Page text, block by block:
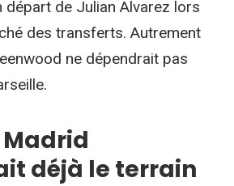
départ de Julian Alvarez lors
des transferts. Autrement
ne dépendrait pas
Madrid
déjà le terrain